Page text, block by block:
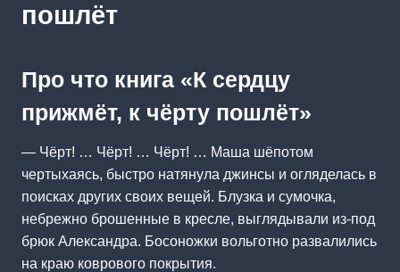
пошлёт
Про что книга «К сердцу
прижмёт, к чёрту пошлёт»
— Чёрт! … Чёрт! … Чёрт! … Маша шёпотом
чертыхаясь, быстро натянула джинсы и огляделась в
поисках других своих вещей. Блузка и сумочка,
небрежно брошенные в кресле, выглядывали из-под
брюк Александра. Босоножки вольготно развалились
на краю коврового покрытия.